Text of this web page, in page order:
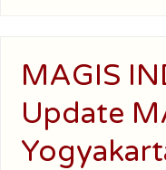
MAGIS
Update